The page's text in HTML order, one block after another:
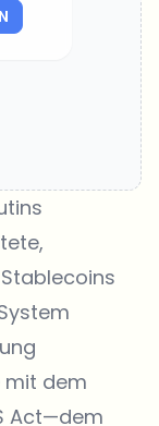
mit dem
Act—dem